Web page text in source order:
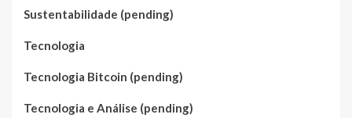
Sustentabilidade (pending)
Tecnologia
Tecnologia Bitcoin (pending)
Tecnologia e Análise (pending)